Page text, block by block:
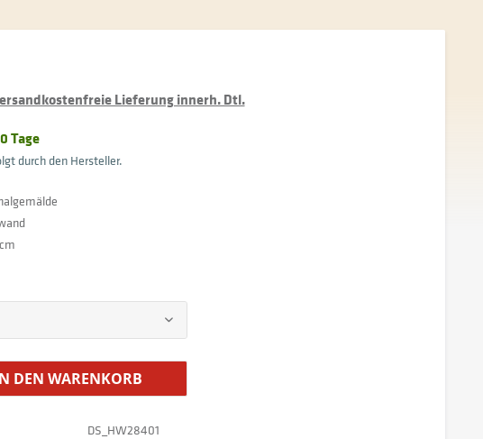
Lieferung innerh. Dtl.
Tage
durch den Hersteller.
DEN WARENKORB
DS_HW28401